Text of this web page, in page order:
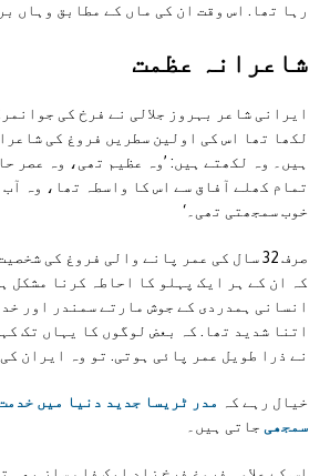
رہا تھا. اس وقت ان کی ماں کے مطابق وہاں
شاعرانہ عظمت
ایرانی شاعر بہروز جلالی نے فرخ کی
لکھا تھا اس کی اولین سطریں فروغ کی
ہیں۔ وہ لکھتے ہیں: ’وہ عظیم تھی، وہ عصر
تمام کھلے آفاق سے اس کا واسطہ تھا، وہ آب
خوب سمجھتی تھی۔‘
صرف 32 سال کی عمر پانے والی فروغ کی
کہ ان کے ہر ایک پہلو کا احاطہ کرنا مشکل
انسانی ہمدردی کے جوش مارتے سمندر اور
اتنا شدید تھا. کہ بعض لوگوں کا یہاں تک
نے ذرا طویل عمر پائی ہوتی. تو وہ ایران
خیال رہے کہ مدر ٹریسا جدید دنیا میں
سمجھی جاتی ہیں۔